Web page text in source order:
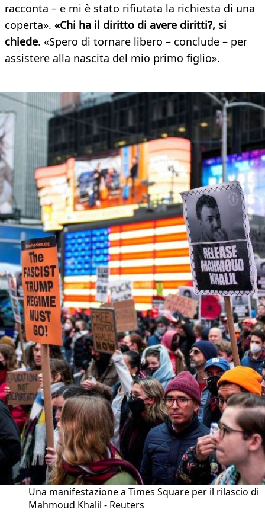
racconta – e mi è stato rifiutata la richiesta di una
coperta». «Chi ha il diritto di avere diritti?, si
chiede. «Spero di tornare libero – conclude – per
assistere alla nascita del mio primo figlio».
Una manifestazione a Times Square per il rilascio di
Mahmoud Khalil - Reuters